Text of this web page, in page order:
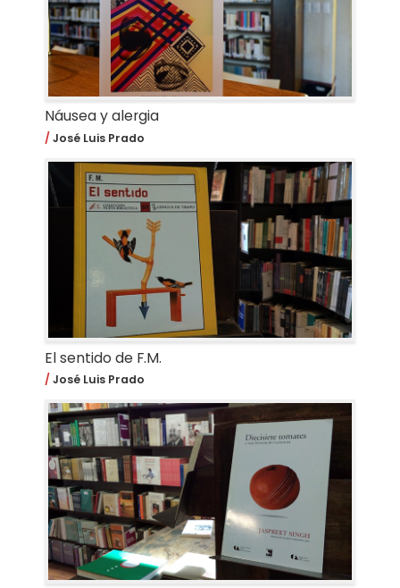
Náusea y alergia
José Luis Prado
El sentido de F.M.
José Luis Prado